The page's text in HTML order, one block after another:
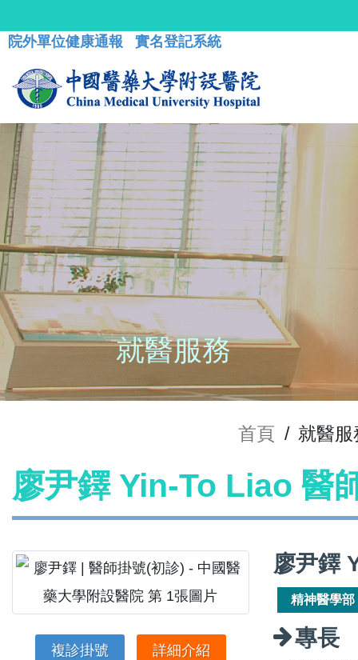
院外單位健康通報 實名登記系統
就醫服務
首頁 / 就醫服
廖尹鐸 Yin-To Liao 醫
複診掛號 詳細介紹
廖尹鐸
精神醫學部
專長